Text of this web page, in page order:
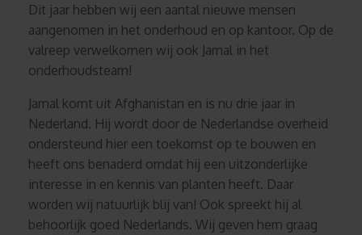
Dit jaar hebben wij een aantal nieuwe mensen
aangenomen in het onderhoud en op kantoor. Op de
valreep verwelkomen wij ook Jamal in het
onderhoudsteam!
Jamal komt uit Afghanistan en is nu drie jaar in
Nederland. Hij wordt door de Nederlandse overheid
ondersteund hier een toekomst op te bouwen en
heeft ons benaderd omdat hij een uitzonderlijke
interesse in en kennis van planten heeft. Daar
worden wij natuurlijk blij van! Ook spreekt hij al
behoorlijk goed Nederlands. Wij geven hem graag